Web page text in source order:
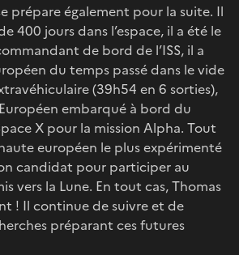
prépare également pour la suite. Il
400 jours dans l’espace, il a été le
de bord de l’ISS, il a
du temps passé dans le vide
(39h54 en 6 sorties),
embarqué à bord du
X pour la mission Alpha. Tout
européen le plus expérimenté
candidat pour participer au
vers la Lune. En tout cas, Thomas
! Il continue de suivre et de
préparant ces futures